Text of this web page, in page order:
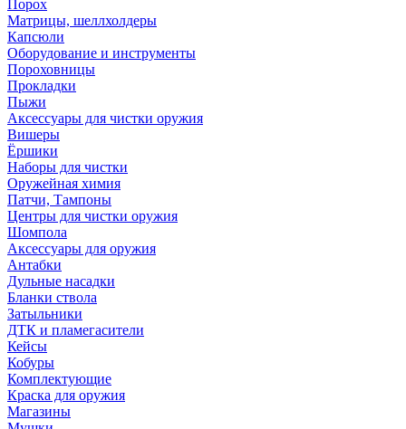
Порох
Матрицы, шеллхолдеры
Капсюли
Оборудование и инструменты
Пороховницы
Прокладки
Пыжи
Аксессуары для чистки оружия
Вишеры
Ёршики
Наборы для чистки
Оружейная химия
Патчи, Тампоны
Центры для чистки оружия
Шомпола
Аксессуары для оружия
Антабки
Дульные насадки
Бланки ствола
Затыльники
ДТК и пламегасители
Кейсы
Кобуры
Комплектующие
Краска для оружия
Магазины